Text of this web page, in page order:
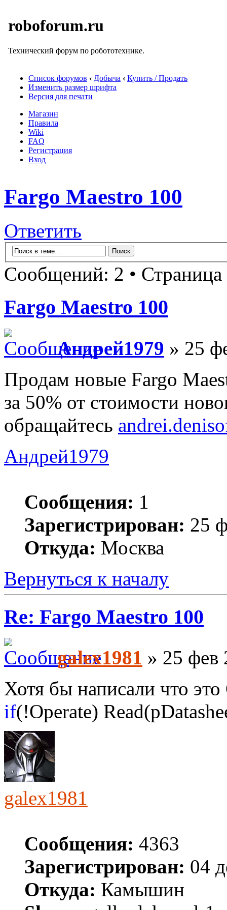
roboforum.ru
Технический форум по робототехнике.
Список форумов ‹ Добыча ‹ Купить / Продать
Изменить размер шрифта
Версия для печати
Магазин
Правила
Wiki
FAQ
Регистрация
Вход
Fargo Maestro 100
Ответить
Сообщений: 2 • Страница
Fargo Maestro 100
Андрей1979 » 25
Продам новые Fargo
за 50% от стоимости
обращайтесь
Андрей1979
Сообщения: 1
Зарегистрирован: 25
Откуда: Москва
Вернуться к началу
Re: Fargo Maestro 100
galex1981 » 25 фев
Хотя бы написали что
if(!Operate)
galex1981
Сообщения: 4363
Зарегистрирован: 04
Откуда: Камышин